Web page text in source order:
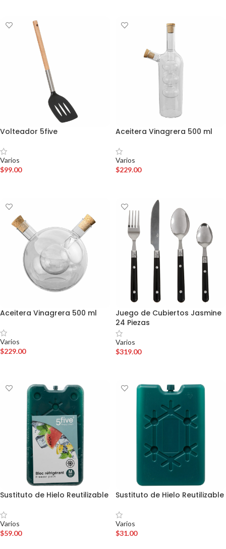
Volteador 5five
Varios
$99.00
Aceitera Vinagrera 500 ml
Varios
$229.00
Aceitera Vinagrera 500 ml
Varios
$229.00
Juego de Cubiertos Jasmine
24 Piezas
Varios
$319.00
Sustituto de Hielo Reutilizable
Varios
$59.00
Sustituto de Hielo Reutilizable
Varios
$31.00